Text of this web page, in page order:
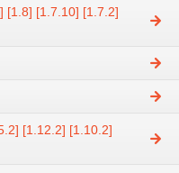
[1.8] [1.7.10] [1.7.2]
[1.12.2] [1.10.2]